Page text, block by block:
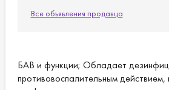
Все объявления продавца
БАВ и функции; Обладает
противовоспалительным действием,